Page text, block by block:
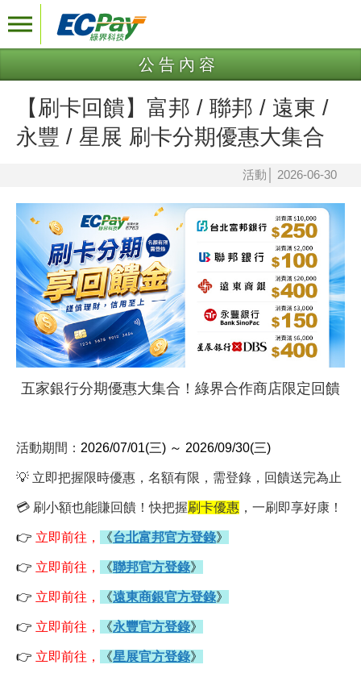
公告內容
【刷卡回饋】富邦 / 聯邦 / 遠東 /
永豐 / 星展 刷卡分期優惠大集合
活動 2026-06-30
五家銀行分期優惠大集合！綠界合作商店限定回饋
活動期間： 2026/07/01(三) ～ 2026/09/30(三)
💡 立即把握限時優惠，名額有限 ，需登錄 ，回饋送完為止
💳 刷小額也能賺回饋！快把握刷卡優惠 ，一刷即享好康！
👉 立即前往， 《台北富邦官方登錄》
👉 立即前往， 《聯邦官方登錄》
👉 立即前往， 《遠東商銀官方登錄》
👉 立即前往， 《永豐官方登錄》
👉 立即前往， 《星展官方登錄》